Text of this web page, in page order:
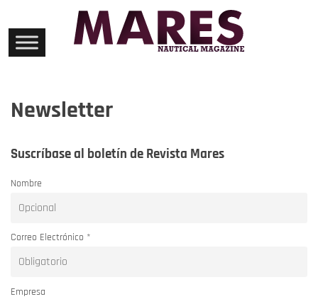
content
Newsletter
Suscríbase al boletín de Revista Mares
Nombre
Correo Electrónico *
Empresa